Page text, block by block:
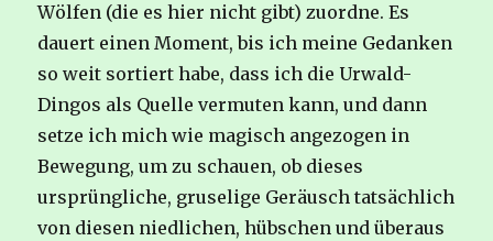
Wölfen (die es hier nicht gibt) zuordne. Es
dauert einen Moment, bis ich meine Gedanken
so weit sortiert habe, dass ich die Urwald-
Dingos als Quelle vermuten kann, und dann
setze ich mich wie magisch angezogen in
Bewegung, um zu schauen, ob dieses
ursprüngliche, gruselige Geräusch tatsächlich
von diesen niedlichen, hübschen und überaus